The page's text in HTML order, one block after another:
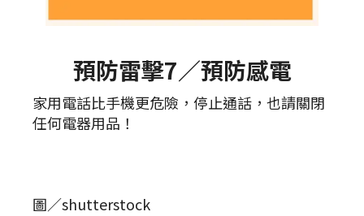
預防雷擊7／預防感電
家用電話比手機更危險，停止通話，也請關閉
任何電器用品！
圖／shutterstock